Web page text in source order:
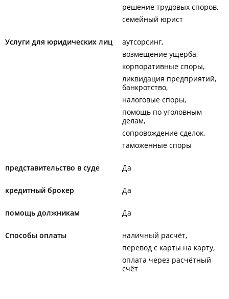
решение трудовых споров
семейный юрист
Услуги для юридических лиц
аутсорсинг
возмещение ущерба
корпоративные споры
ликвидация предприятий,
банкротство
налоговые споры
помощь по уголовным
делам
сопровождение сделок
таможенные споры
представительство в суде Да
кредитный брокер Да
помощь должникам Да
Способы оплаты
наличный расчёт
перевод с карты на карту
оплата через расчётный
счёт